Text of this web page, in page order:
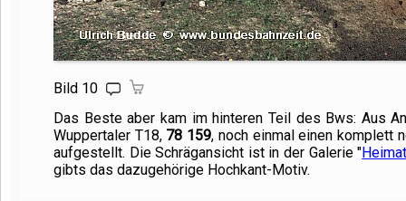
Bild 10
Das Beste aber kam im hinteren Teil des Bws: Aus
Wuppertaler T18, 78 159, noch einmal einen komplett
aufgestellt. Die Schrägansicht ist in der Galerie "
gibts das dazugehörige Hochkant-Motiv.